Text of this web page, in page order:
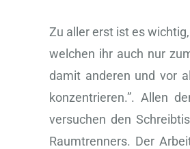
Zu aller erst ist es
welchen ihr auch nur
damit anderen und vor
konzentrieren.”. Allen
versuchen den
Raumtrenners. Der